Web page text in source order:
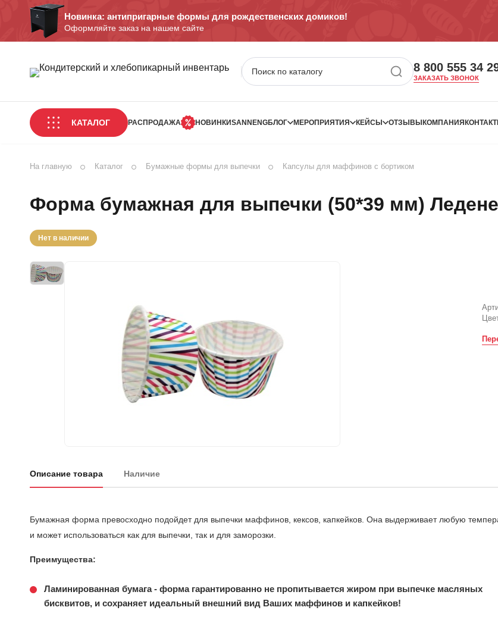
Новинка: антипригарные формы для рождественских домиков!
Оформляйте заказ на нашем сайте
8 800 555 34
ЗАКАЗАТЬ ЗВОНОК
КАТАЛОГ РАСПРОДАЖА НОВИНКИSANNENGБЛОГ МЕРОПРИЯТИЯ КЕЙСЫ ОТЗЫВЫ КОМПАНИЯ
На главную Каталог Бумажные формы для выпечки Капсулы для маффинов с бортиком
Форма бумажная для выпечки (50*39 мм)
Нет в наличии
Описание товара Наличие
Бумажная форма превосходно подойдет для выпечки маффинов, кексов, капкейков. Она выдерживает любую
и может использоваться как для выпечки, так и для заморозки.
Преимущества:
Ламинированная бумага - форма гарантированно не пропитывается жиром при выпечке масляных
бисквитов, и сохраняет идеальный внешний вид Ваших маффинов и капкейков!